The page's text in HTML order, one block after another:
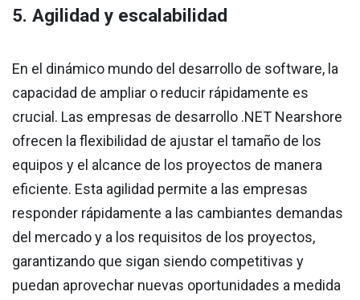
5. Agilidad y escalabilidad
En el dinámico mundo del desarrollo de software, la
capacidad de ampliar o reducir rápidamente es
crucial. Las empresas de desarrollo .NET Nearshore
ofrecen la flexibilidad de ajustar el tamaño de los
equipos y el alcance de los proyectos de manera
eficiente. Esta agilidad permite a las empresas
responder rápidamente a las cambiantes demandas
del mercado y a los requisitos de los proyectos,
garantizando que sigan siendo competitivas y
puedan aprovechar nuevas oportunidades a medida